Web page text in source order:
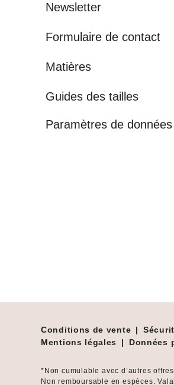
Newsletter
Formulaire de contact
Matières
Guides des tailles
Paramètres de données
Conditions de vente |
Mentions légales
| Données
*Non cumulable avec d’autres
Non remboursable en espèces.